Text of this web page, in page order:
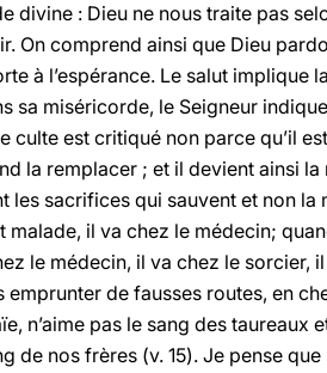
divine : Dieu ne nous traite pas
On comprend ainsi que Dieu
à l’espérance. Le salut implique
sa miséricorde, le Seigneur
culte est critiqué non parce qu’il
la remplacer ; et il devient ainsi
les sacrifices qui sauvent et non
malade, il va chez le médecin;
le médecin, il va chez le sorcier,
de fausses routes, en
n’aime pas le sang des taureaux
de nos frères (v. 15). Je pense